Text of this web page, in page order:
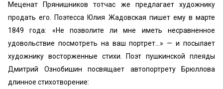
Меценат Прянишников тотчас же предлагает художнику
продать его. Поэтесса Юлия Жадовская пишет ему в марте
1849 года: «Не позволите ли мне иметь несравненное
удовольствие посмотреть на ваш портрет...» — и посылает
художнику восторженные стихи. Поэт пушкинской плеяды
Дмитрий Ознобишин посвящает автопортрету Брюллова
длинное стихотворение: